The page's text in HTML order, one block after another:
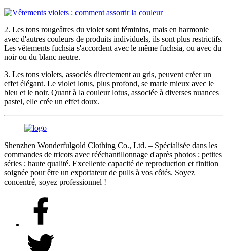
2. Les tons rougeâtres du violet sont féminins, mais en harmonie
avec d'autres couleurs de produits individuels, ils sont plus restrictifs.
Les vêtements fuchsia s'accordent avec le même fuchsia, ou avec du
noir ou du blanc neutre.
3. Les tons violets, associés directement au gris, peuvent créer un
effet élégant. Le violet lotus, plus profond, se marie mieux avec le
bleu et le noir. Quant à la couleur lotus, associée à diverses nuances
pastel, elle crée un effet doux.
Shenzhen Wonderfulgold Clothing Co., Ltd. – Spécialisée dans les
commandes de tricots avec rééchantillonnage d'après photos ; petites
séries ; haute qualité. Excellente capacité de reproduction et finition
soignée pour être un exportateur de pulls à vos côtés. Soyez
concentré, soyez professionnel !